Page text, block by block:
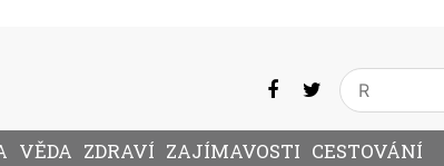
VĚDA ZDRAVÍ ZAJÍMAVOSTI CESTOVÁNÍ